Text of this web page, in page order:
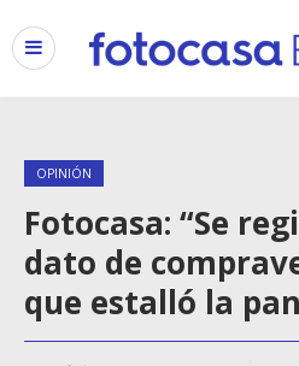
OPINIÓN
Fotocasa: “Se
dato de
que estalló la